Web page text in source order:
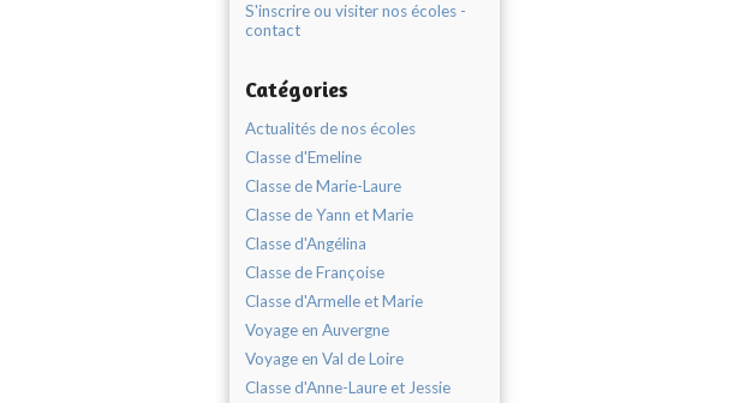
S'inscrire ou visiter nos écoles -
contact
Catégories
Actualités de nos écoles
Classe d'Emeline
Classe de Marie-Laure
Classe de Yann et Marie
Classe d'Angélina
Classe de Françoise
Classe d'Armelle et Marie
Voyage en Auvergne
Voyage en Val de Loire
Classe d'Anne-Laure et Jessie